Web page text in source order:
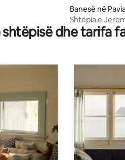
Banesë në
Shtëpia e
dhe tarifa